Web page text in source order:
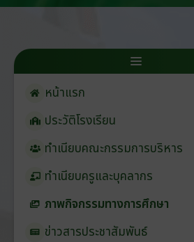
หน้าแรก
ประวัติโรงเรียน
ทำเนียบคณะกรรมการบริหาร
ทำเนียบครูและบุคลากร
ภาพกิจกรรมทางการศึกษา
ข่าวสารประชาสัมพันธ์